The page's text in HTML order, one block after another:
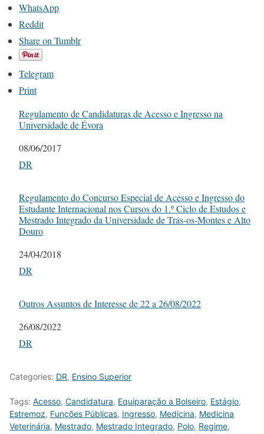
WhatsApp
Reddit
Share on Tumblr
Telegram
Print
Regulamento de Candidaturas de Acesso e Ingresso na
Universidade de Évora
Date
08/06/2017
In relation to
DR
Regulamento do Concurso Especial de Acesso e Ingresso do
Estudante Internacional nos Cursos do 1.º Ciclo de Estudos e
Mestrado Integrado da Universidade de Trás-os-Montes e Alto
Douro
Date
24/04/2018
In relation to
DR
Outros Assuntos de Interesse de 22 a 26/08/2022
Date
26/08/2022
In relation to
DR
Categories: DR, Ensino Superior
Tags: Acesso, Candidatura, Equiparação a Bolseiro, Estágio,
Estremoz, Funções Públicas, Ingresso, Medicina, Medicina
Veterinária, Mestrado, Mestrado Integrado, Polo, Regime,